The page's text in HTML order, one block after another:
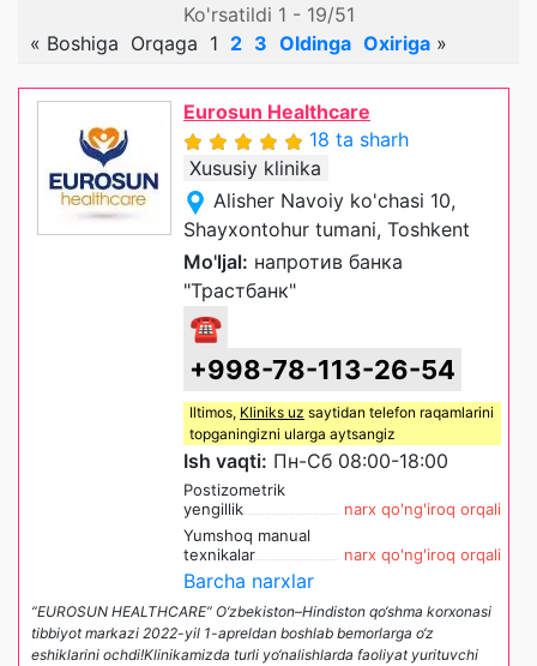
Ko'rsatildi 1 - 19/51
« Boshiga Orqaga 1 2 3 Oldinga Oxiriga »
Eurosun Healthcare
18 ta sharh
Xususiy klinika
Alisher Navoiy ko'chasi 10,
Shayxontohur tumani, Toshkent
Mo'ljal: напротив банка
"Трастбанк"
☎
+998-78-113-26-54
Iltimos, Kliniks uz saytidan telefon raqamlarini
topganingizni ularga aytsangiz
Ish vaqti: Пн-Сб 08:00-18:00
Postizometrik
yengillik
narx qo'ng'iroq orqali
Yumshoq manual
texnikalar
narx qo'ng'iroq orqali
Barcha narxlar
“EUROSUN HEALTHCARE” O‘zbekiston–Hindiston qo‘shma korxonasi
tibbiyot markazi 2022-yil 1-apreldan boshlab bemorlarga o‘z
eshiklarini ochdi!Klinikamizda turli yo‘nalishlarda faoliyat yurituvchi